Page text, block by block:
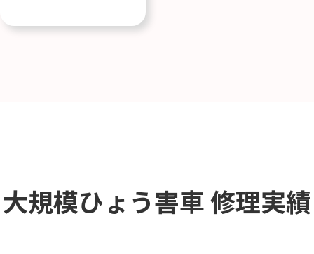
大規模ひょう害車修理実績